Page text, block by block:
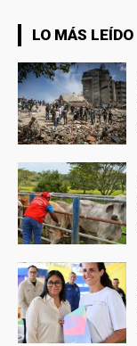
LO MÁS LEÍDO